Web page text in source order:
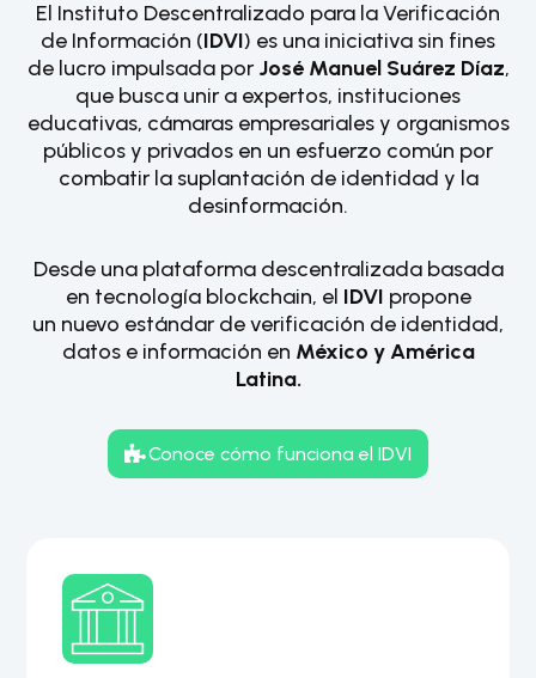
El Instituto Descentralizado para la Verificación
de Información (IDVI) es una iniciativa sin fines
de lucro impulsada porJosé Manuel Suárez Díaz,
que busca unir a expertos, instituciones
educativas, cámaras empresariales y organismos
públicos y privados en un esfuerzo común por
combatir la suplantación de identidad y la
desinformación.
Desde una plataforma descentralizada basada
en tecnología blockchain, el IDVI propone
un nuevo estándar de verificación de identidad,
datos e información en México y América
Latina.
Conoce cómo funciona el IDVI